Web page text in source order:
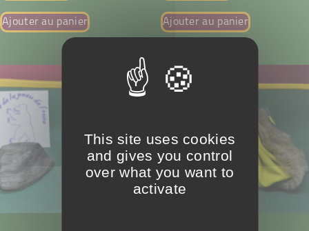
Ajouter au panier Ajouter au panier
This site uses cookies
and gives you control
over what you want to
activate